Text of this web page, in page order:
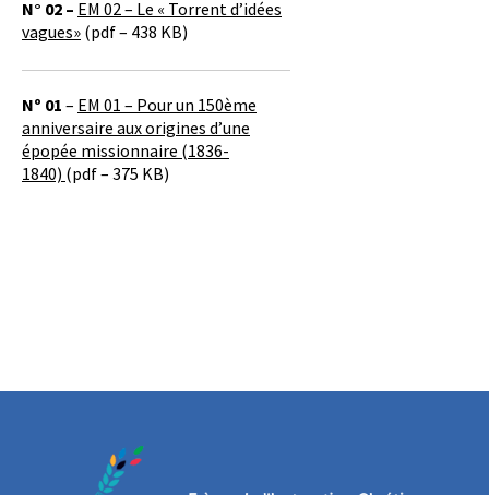
N° 02 – EM 02 – Le « Torrent d’idées
vagues» (pdf – 438 KB)
Nº 01 – EM 01 – Pour un 150ème
anniversaire aux origines d’une
épopée missionnaire (1836-
1840) (pdf – 375 KB)